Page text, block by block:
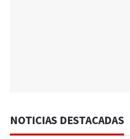
NOTICIAS DESTACADAS